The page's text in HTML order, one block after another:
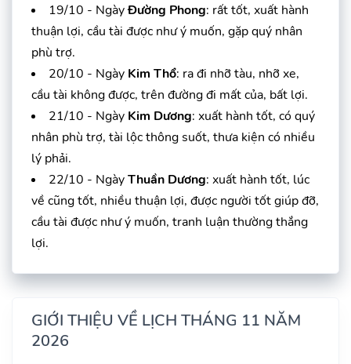
19/10 - NgàyĐường Phong: rất tốt, xuất hành
thuận lợi, cầu tài được như ý muốn, gặp quý nhân
phù trợ.
20/10 - Ngày Kim Thổ: ra đi nhỡ tàu, nhỡ xe,
cầu tài không được, trên đường đi mất của, bất lợi.
21/10 - Ngày Kim Dương: xuất hành tốt, có quý
nhân phù trợ, tài lộc thông suốt, thưa kiện có nhiều
lý phải.
22/10 - NgàyThuần Dương: xuất hành tốt, lúc
về cũng tốt, nhiều thuận lợi, được người tốt giúp đỡ,
cầu tài được như ý muốn, tranh luận thường thắng
lợi.
GIỚI THIỆU VỀ LỊCH THÁNG 11 NĂM
2026